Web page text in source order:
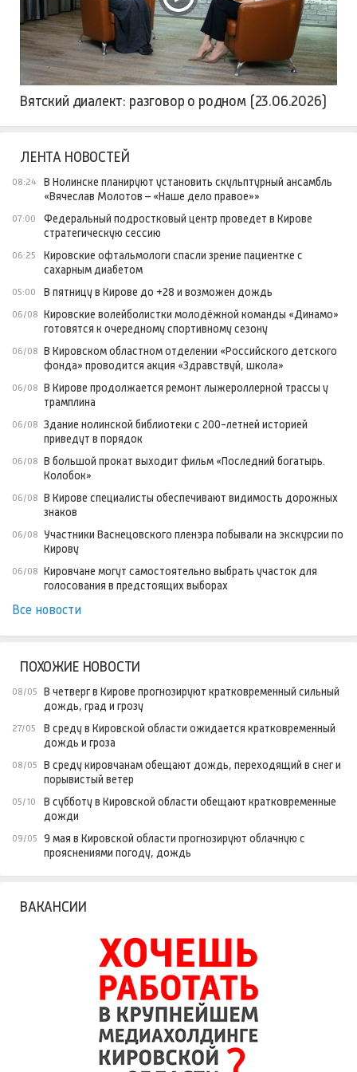
Вятский диалект: разговор о родном (23.06.2026)
ЛЕНТА НОВОСТЕЙ
08:24
В Нолинске планируют установить скульптурный ансамбль
«Вячеслав Молотов – «Наше дело правое»»
07:00
Федеральный подростковый центр проведет в Кирове
стратегическую сессию
06:25
Кировские офтальмологи спасли зрение пациентке с
сахарным диабетом
05:00 В пятницу в Кирове до +28 и возможен дождь
06/08 Кировские волейболистки молодёжной команды «Динамо»
готовятся к очередному спортивному сезону
06/08 В Кировском областном отделении «Российского детского
фонда» проводится акция «Здравствуй, школа»
06/08 В Кирове продолжается ремонт лыжероллерной трассы у
трамплина
06/08 Здание нолинской библиотеки с 200-летней историей
приведут в порядок
06/08 В большой прокат выходит фильм «Последний богатырь.
Колобок»
06/08 В Кирове специалисты обеспечивают видимость дорожных
знаков
06/08 Участники Васнецовского пленэра побывали на экскурсии по
Кирову
06/08 Кировчане могут самостоятельно выбрать участок для
голосования в предстоящих выборах
Все новости
ПОХОЖИЕ НОВОСТИ
08/05
В четверг в Кирове прогнозируют кратковременный сильный
дождь, град и грозу
27/05
В среду в Кировской области ожидается кратковременный
дождь и гроза
08/05
В среду кировчанам обещают дождь, переходящий в снег и
порывистый ветер
05/10
В субботу в Кировской области обещают кратковременные
дожди
09/05
9 мая в Кировской области прогнозируют облачную с
прояснениями погоду, дождь
ВАКАНСИИ